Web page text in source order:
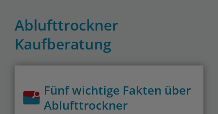
Ablufttrockner
Kaufberatung
Fünf wichtige Fakten über
Ablufttrockner